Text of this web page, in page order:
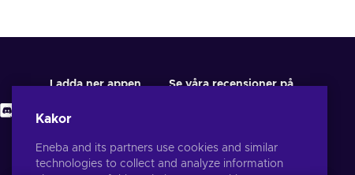
Ladda ner appen Se våra recensioner på
Kakor
Eneba and its partners use cookies and similar
technologies to collect and analyze information